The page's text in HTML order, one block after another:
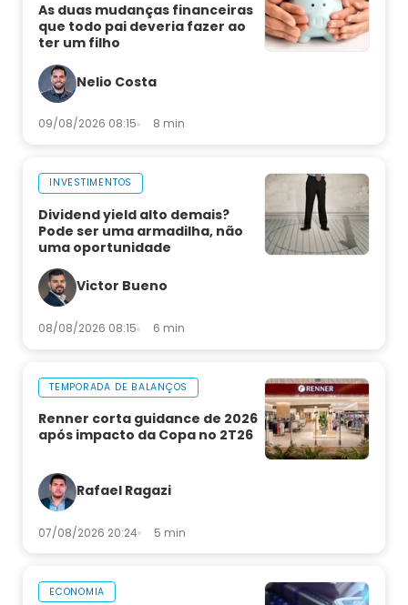
As duas mudanças financeiras
que todo pai deveria fazer ao
ter um filho
Nelio Costa
09/08/2026 08:15 8 min
INVESTIMENTOS
Dividend yield alto demais?
Pode ser uma armadilha, não
uma oportunidade
Victor Bueno
08/08/2026 08:15 6 min
TEMPORADA DE BALANÇOS
Renner corta guidance de 2026
após impacto da Copa no 2T26
Rafael Ragazi
07/08/2026 20:24 5 min
ECONOMIA